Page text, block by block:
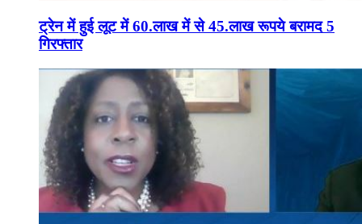
ट्रेन में हुई लूट में 60.लाख में से 45.लाख रूपये बरामद 5
गिरफ्तार